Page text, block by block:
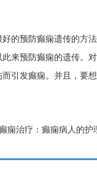
的预防癫痫遗传的方
来预防癫痫的遗传。
引发癫痫。并且，要
痫治疗：癫痫病人的护